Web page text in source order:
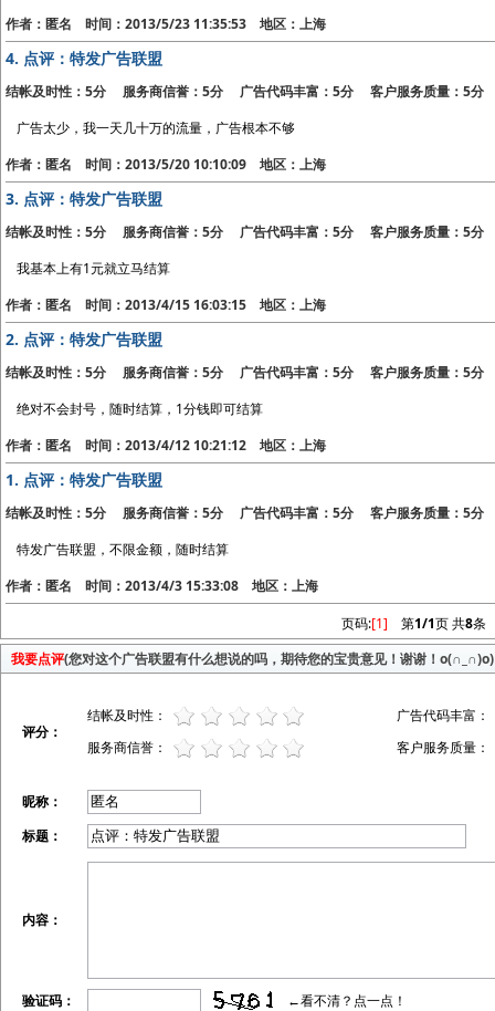
作者：匿名 时间：2013/5/23 11:35:53 地区：上海
4. 点评：特发广告联盟
结帐及时性：5分 服务商信誉：5分 广告代码丰富：5分 客户服务质量：5分
广告太少，我一天几十万的流量，广告根本不够
作者：匿名 时间：2013/5/20 10:10:09 地区：上海
3. 点评：特发广告联盟
结帐及时性：5分 服务商信誉：5分 广告代码丰富：5分 客户服务质量：5分
我基本上有1元就立马结算
作者：匿名 时间：2013/4/15 16:03:15 地区：上海
2. 点评：特发广告联盟
结帐及时性：5分 服务商信誉：5分 广告代码丰富：5分 客户服务质量：5分
绝对不会封号，随时结算，1分钱即可结算
作者：匿名 时间：2013/4/12 10:21:12 地区：上海
1. 点评：特发广告联盟
结帐及时性：5分 服务商信誉：5分 广告代码丰富：5分 客户服务质量：5分
特发广告联盟，不限金额，随时结算
作者：匿名 时间：2013/4/3 15:33:08 地区：上海
页码:[1] 第1/1页 共8条
我要点评(您对这个广告联盟有什么想说的吗，期待您的宝贵意见！谢谢！o(∩_∩)o)
评分：
结帐及时性：
广告代码丰富：
服务商信誉：
客户服务质量：
昵称：
标题：
内容：
验证码： ←看不清？点一点！